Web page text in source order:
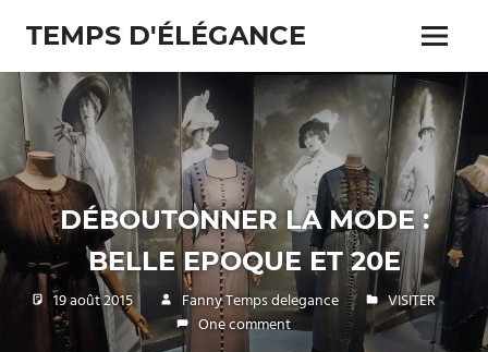
content
TEMPS D'ÉLÉGANCE
Pour
les
passionnés
de
costumes
Menu
DÉBOUTONNER LA MODE :
BELLE EPOQUE ET 20E
19 août 2015 Fanny Temps delegance
VISITER
One comment